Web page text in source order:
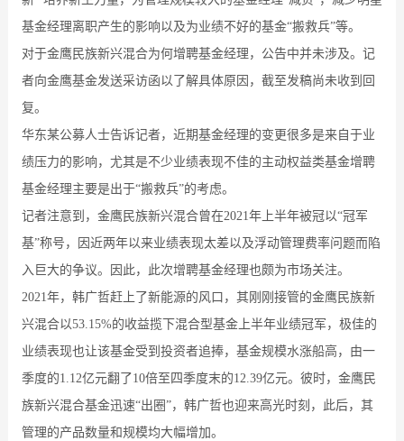
基金经理离职产生的影响以及为业绩不好的基金“搬救兵”等。
对于金鹰民族新兴混合为何增聘基金经理，公告中并未涉及。记
者向金鹰基金发送采访函以了解具体原因，截至发稿尚未收到回
复。
华东某公募人士告诉记者，近期基金经理的变更很多是来自于业
绩压力的影响，尤其是不少业绩表现不佳的主动权益类基金增聘
基金经理主要是出于“搬救兵”的考虑。
记者注意到，金鹰民族新兴混合曾在2021年上半年被冠以“冠军
基”称号，因近两年以来业绩表现太差以及浮动管理费率问题而陷
入巨大的争议。因此，此次增聘基金经理也颇为市场关注。
2021年，韩广哲赶上了新能源的风口，其刚刚接管的金鹰民族新
兴混合以53.15%的收益揽下混合型基金上半年业绩冠军，极佳的
业绩表现也让该基金受到投资者追捧，基金规模水涨船高，由一
季度的1.12亿元翻了10倍至四季度末的12.39亿元。彼时，金鹰民
族新兴混合基金迅速“出圈”，韩广哲也迎来高光时刻，此后，其
管理的产品数量和规模均大幅增加。